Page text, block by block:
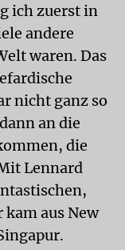
ich zuerst in
andere
waren. Das
nicht ganz so
an die
die
Lennard
aus New